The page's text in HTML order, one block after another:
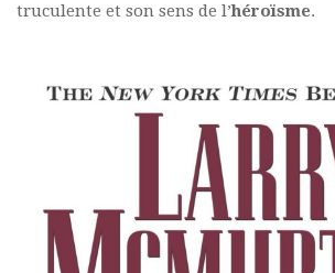
truculente et son sens de l’héroïsme.